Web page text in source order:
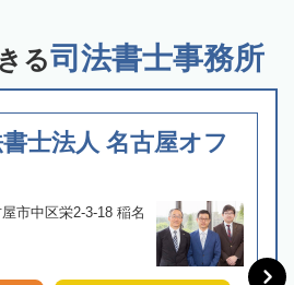
る司法書士事務所
士法人 名古屋オフ
市中区栄2-3-18 稲名